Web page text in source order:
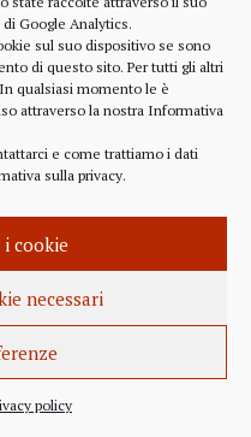
Google Analytics.
sul suo dispositivo se sono
di questo sito. Per tutti gli altri
qualsiasi momento le è
attraverso la nostra Informativa
e come trattiamo i dati
sulla privacy.
cookie
necessari
policy
investor-
letter). Fink afferma
al Governo
Europea
normativa